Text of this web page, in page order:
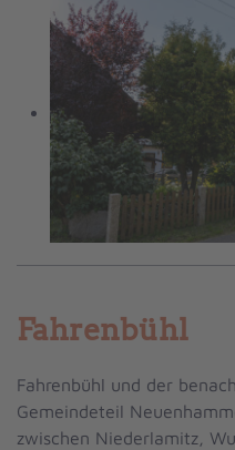
Fahrenbühl
Fahrenbühl und der
Gemeindeteil
zwischen Niederlamitz,